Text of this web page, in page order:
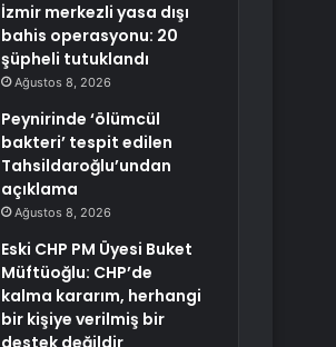
İzmir merkezli yasa dışı
bahis operasyonu: 20
şüpheli tutuklandı
Ağustos 8, 2026
Peynirinde ‘ölümcül
bakteri’ tespit edilen
Tahsildaroğlu’undan
açıklama
Ağustos 8, 2026
Eski CHP PM Üyesi Buket
Müftüoğlu: CHP’de
kalma kararım, herhangi
bir kişiye verilmiş bir
destek değildir